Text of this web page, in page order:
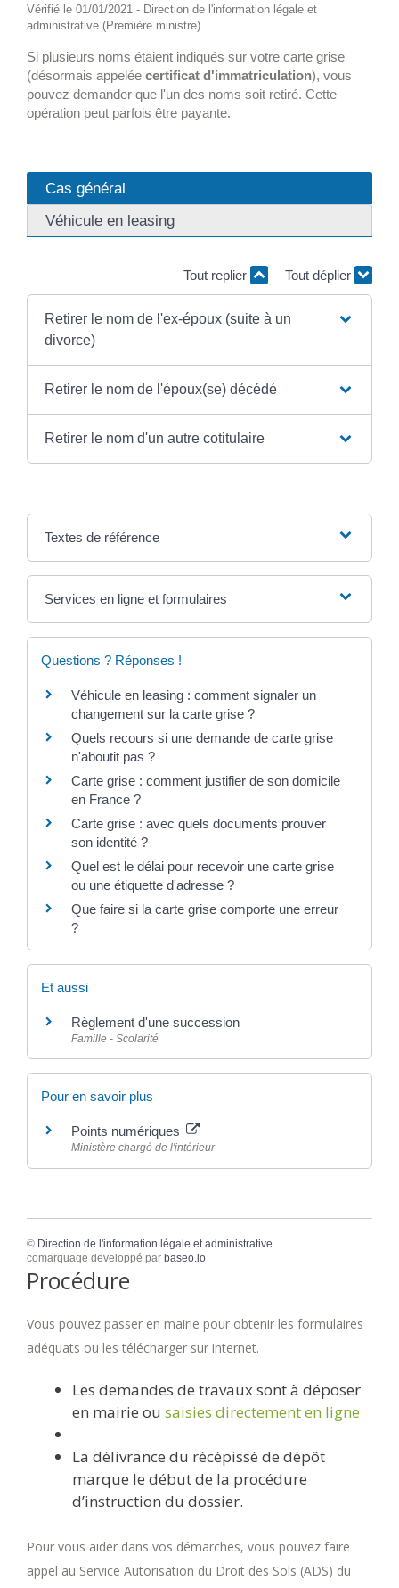
Vérifié le 01/01/2021 - Direction de l'information légale et
administrative (Première ministre)
Si plusieurs noms étaient indiqués sur votre carte grise
(désormais appelée certificat d'immatriculation), vous
pouvez demander que l'un des noms soit retiré. Cette
opération peut parfois être payante.
Cas général
Véhicule en leasing
Tout replier Tout déplier
Retirer le nom de l'ex-époux (suite à un
divorce)
Retirer le nom de l'époux(se) décédé
Retirer le nom d'un autre cotitulaire
Textes de référence
Services en ligne et formulaires
Questions ? Réponses !
Véhicule en leasing : comment signaler un
changement sur la carte grise ?
Quels recours si une demande de carte grise
n'aboutit pas ?
Carte grise : comment justifier de son domicile
en France ?
Carte grise : avec quels documents prouver
son identité ?
Quel est le délai pour recevoir une carte grise
ou une étiquette d'adresse ?
Que faire si la carte grise comporte une erreur
?
Et aussi
Règlement d'une succession
Famille - Scolarité
Pour en savoir plus
Points numériques
Ministère chargé de l'intérieur
© Direction de l'information légale et administrative
comarquage developpé par baseo.io
Procédure
Vous pouvez passer en mairie pour obtenir les formulaires
adéquats ou les télécharger sur internet.
Les demandes de travaux sont à déposer
en mairie ou saisies directement en ligne
La délivrance du récépissé de dépôt
marque le début de la procédure
d’instruction du dossier.
Pour vous aider dans vos démarches, vous pouvez faire
appel au Service Autorisation du Droit des Sols (ADS) du